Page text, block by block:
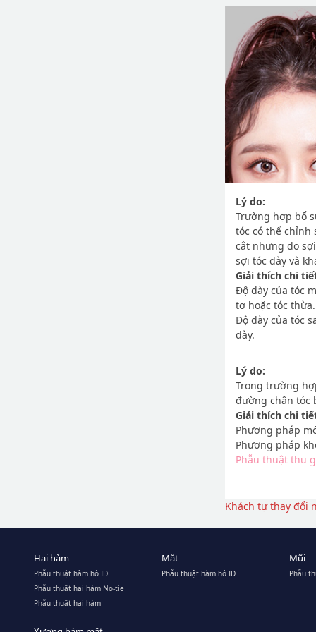
Lý do:
Trường hợp bổ
tóc có thể chỉnh
cắt nhưng do
sợi tóc dày và
Giải thích chi
Độ dày của tóc
tơ hoặc tóc thừa.
Độ dày của tóc
dày.
Lý do:
Trong trường
đường chân tóc
Giải thích chi
Phương pháp
Phương pháp
Phẫu thuật thu
Khách tự thay đổi
Hai hàm
Phẫu thuật hàm hô ID
Phẫu thuật hai hàm No-tie
Phẫu thuật hai hàm
Mắt
Phẫu thuật hàm hô ID
Mũi
Phẫu